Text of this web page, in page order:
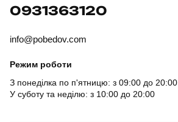
0931363120
info@pobedov.com
Режим роботи
З понеділка по п'ятницю: з 09:00 до 20:00
У суботу та неділю: з 10:00 до 20:00